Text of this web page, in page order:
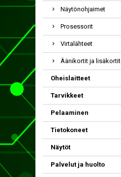
Näytönohjaimet
Prosessorit
Virtalähteet
Äänikortit ja lisäkortit
Oheislaitteet
Tarvikkeet
Pelaaminen
Tietokoneet
Näytöt
Palvelut ja huolto